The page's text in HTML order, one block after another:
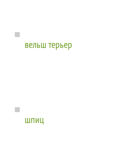
вельш терьер
шпиц